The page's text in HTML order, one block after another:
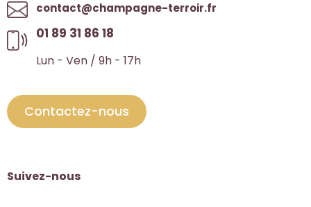
contact@champagne-terroir.fr
01 89 31 86 18
Lun - Ven / 9h - 17h
Contactez-nous
Suivez-nous